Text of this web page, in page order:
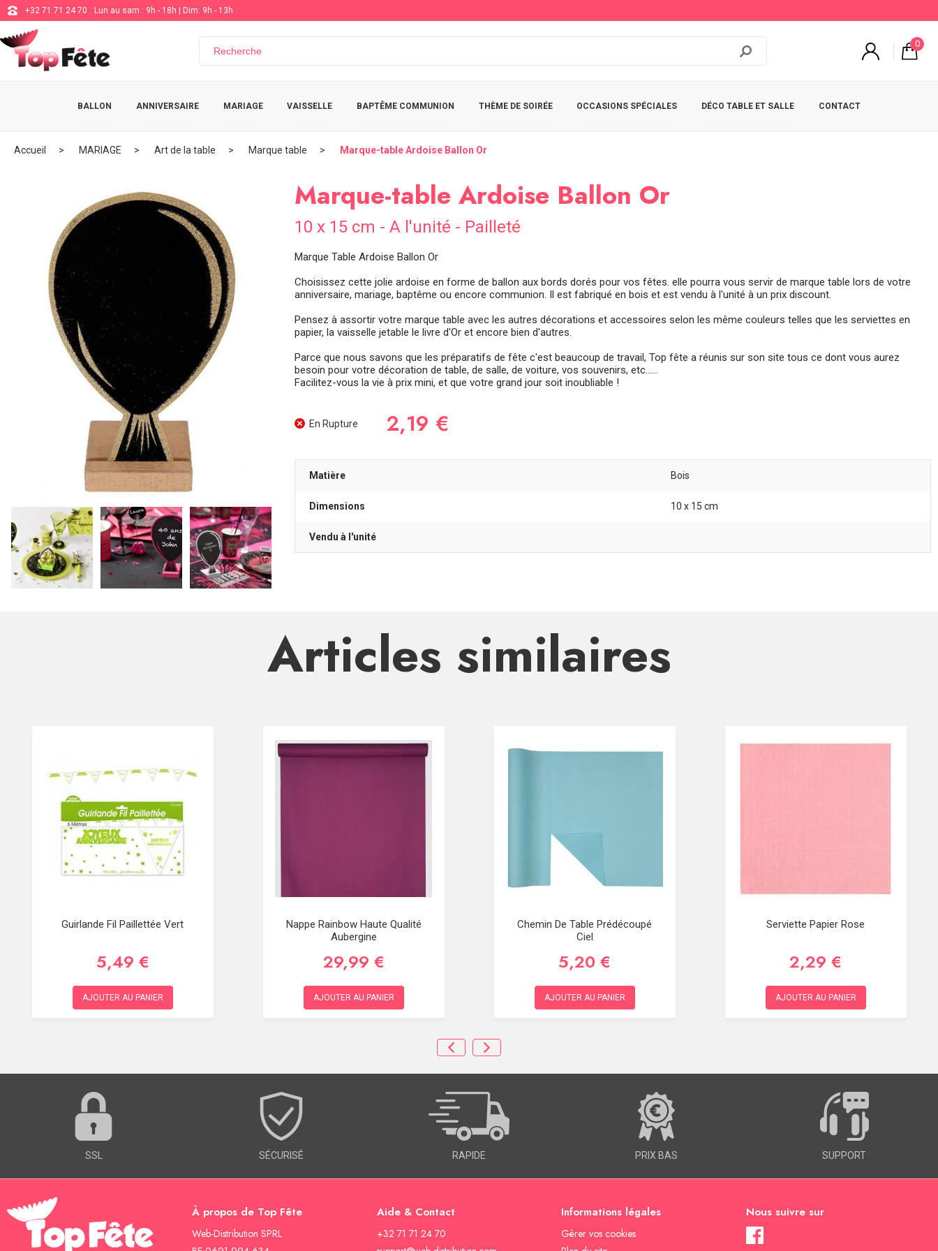
+32 71 71 24 70 Lun au sam : 9h - 18h | Dim: 9h - 13h
0
BALLON ANNIVERSAIRE MARIAGE VAISSELLE BAPTÊME COMMUNION THÈME DE SOIRÉE OCCASIONS SPÉCIALES DÉCO TABLE ET SALLE CONTACT
Accueil MARIAGE Art de la table Marque table Marque-table Ardoise Ballon Or
Marque-table Ardoise Ballon Or
10 x 15 cm - A l'unité - Pailleté
Marque Table Ardoise Ballon Or
Choisissez cette jolie ardoise en forme de ballon aux bords dorés pour vos fêtes. elle pourra vous servir de marque table lors de votre
anniversaire, mariage, baptême ou encore communion. Il est fabriqué en bois et est vendu à l'unité à un prix discount.
Pensez à assortir votre marque table avec les autres décorations et accessoires selon les même couleurs telles que les serviettes en
papier, la vaisselle jetable le livre d'Or et encore bien d'autres.
Parce que nous savons que les préparatifs de fête c'est beaucoup de travail, Top fête a réunis sur son site tous ce dont vous aurez
besoin pour votre décoration de table, de salle, de voiture, vos souvenirs, etc......
Facilitez-vous la vie à prix mini, et que votre grand jour soit inoubliable !
En Rupture 2,19 €
Matière Bois
Dimensions 10 x 15 cm
Vendu à l'unité
Articles similaires
Guirlande Fil Paillettée Vert
5,49 €
AJOUTER AU PANIER
Nappe Rainbow Haute Qualité
Aubergine
29,99 €
AJOUTER AU PANIER
Chemin De Table Prédécoupé
Ciel
5,20 €
AJOUTER AU PANIER
Serviette Papier Rose
2,29 €
AJOUTER AU PANIER
SSL SÉCURISÉ RAPIDE PRIX BAS SUPPORT
À propos de Top Fête
Web-Distribution SPRL
Aide & Contact
+32 71 71 24 70
Informations légales
Gèrer vos cookies
Nous suivre sur